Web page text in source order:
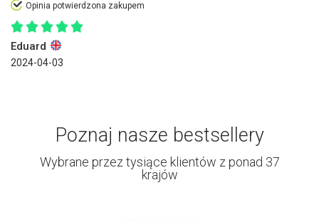
Opinia potwierdzona zakupem
Eduard
2024-04-03
Poznaj nasze bestsellery
Wybrane przez tysiące klientów z ponad 37
krajów